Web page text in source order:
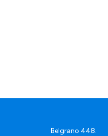
Belgrano 448.